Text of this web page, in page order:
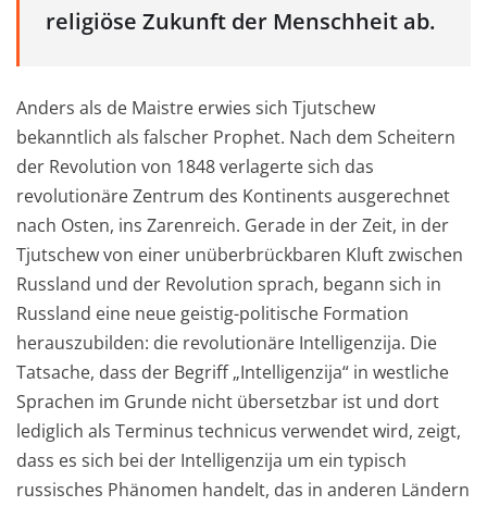
religiöse Zukunft der Menschheit ab.
Anders als de Maistre erwies sich Tjutschew
bekanntlich als falscher Prophet. Nach dem Scheitern
der Revolution von 1848 verlagerte sich das
revolutionäre Zentrum des Kontinents ausgerechnet
nach Osten, ins Zarenreich. Gerade in der Zeit, in der
Tjutschew von einer unüberbrückbaren Kluft zwischen
Russland und der Revolution sprach, begann sich in
Russland eine neue geistig-politische Formation
herauszubilden: die revolutionäre Intelligenzija. Die
Tatsache, dass der Begriff „Intelligenzija“ in westliche
Sprachen im Grunde nicht übersetzbar ist und dort
lediglich als Terminus technicus verwendet wird, zeigt,
dass es sich bei der Intelligenzija um ein typisch
russisches Phänomen handelt, das in anderen Ländern